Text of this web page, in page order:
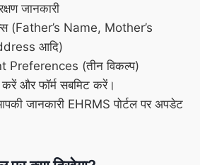
जानकारी
(Father’s Name, Mother’s
आदि)
Preferences (तीन विकल्प)
और फॉर्म सबमिट करें।
जानकारी EHRMS पोर्टल पर अपडेट